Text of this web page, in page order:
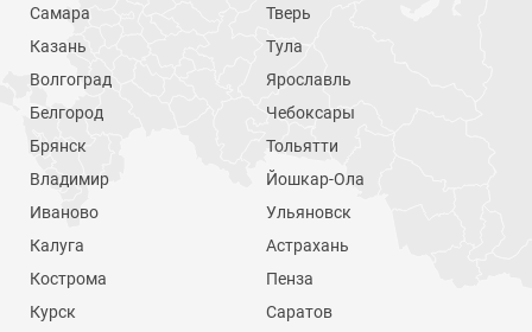
Самара
Казань
Волгоград
Белгород
Брянск
Владимир
Иваново
Калуга
Кострома
Курск
Тверь
Тула
Ярославль
Чебоксары
Тольятти
Йошкар-Ола
Ульяновск
Астрахань
Пенза
Саратов